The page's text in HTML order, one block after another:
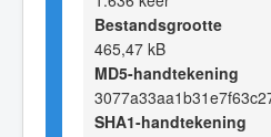
Bestandsgrootte
465,47 kB
MD5-handtekening
SHA1-handtekening